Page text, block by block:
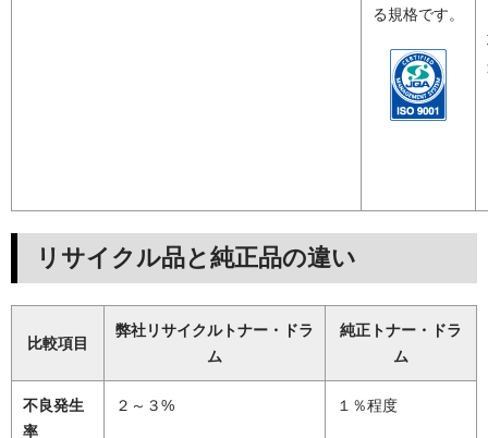
る規格です。
リサイクル品と純正品の違い
比較項目
弊社リサイクルトナー・ドラ
ム
純正トナー・ドラ
ム
不良発生
率
２～３% １％程度